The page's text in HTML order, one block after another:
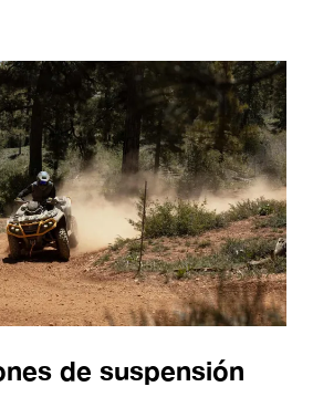
de suspensión